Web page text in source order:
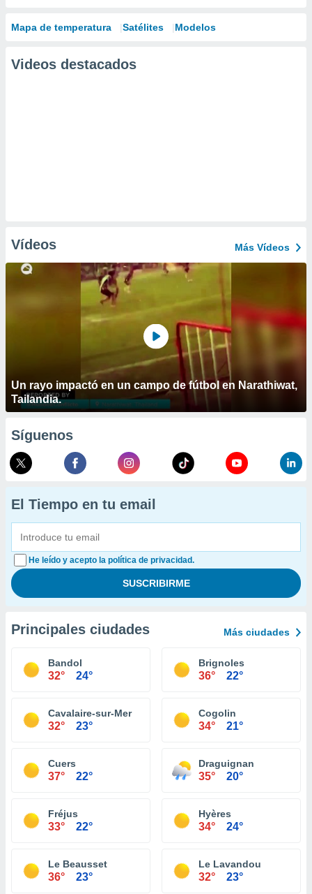
Mapa de temperatura Satélites Modelos
Videos destacados
Vídeos Más Vídeos
Un rayo impactó en un campo de fútbol en Narathiwat,
Tailandia.
Síguenos
El Tiempo en tu email
He leído y acepto la política de privacidad.
Principales ciudades Más ciudades
Bandol
32° 24°
Brignoles
36° 22°
Cavalaire-sur-Mer
32° 23°
Cogolin
34° 21°
Cuers
37° 22°
Draguignan
35° 20°
Fréjus
33° 22°
Hyères
34° 24°
Le Beausset
36° 23°
Le Lavandou
32° 23°